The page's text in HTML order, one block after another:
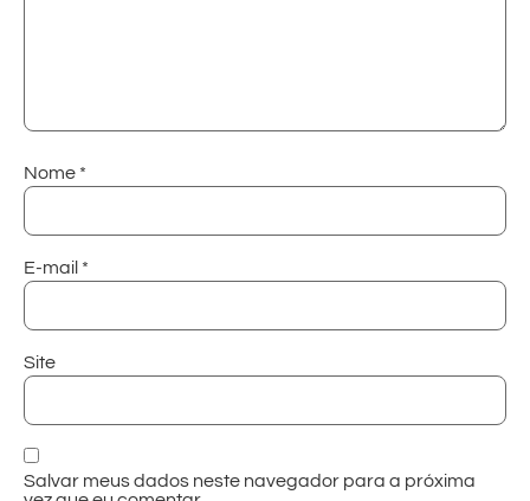
Nome *
E-mail *
Site
Salvar meus dados neste navegador para a próxima